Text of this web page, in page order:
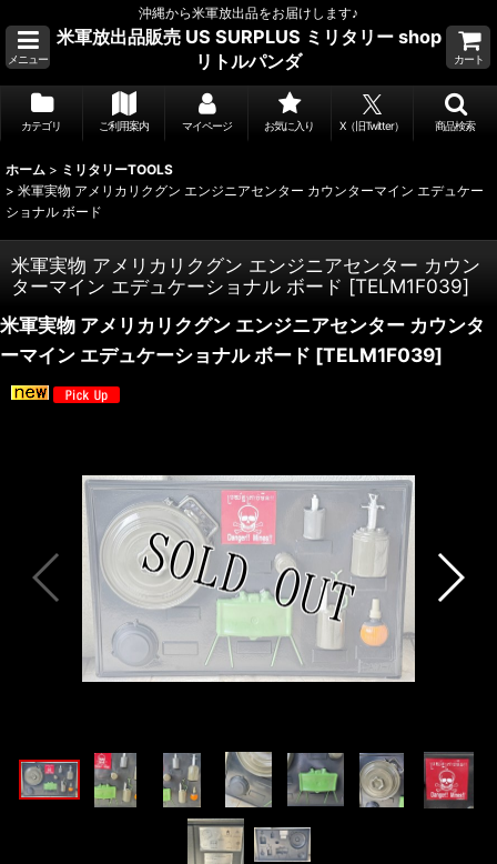
沖縄から米軍放出品をお届けします♪
メニュー
米軍放出品販売 US SURPLUS ミリタリー shop
リトルパンダ
カート
カテゴリ ご利用案内 マイページ お気に入り X（旧Twitter） 商品検索
ホーム > ミリタリーTOOLS
> 米軍実物 アメリカリクグン エンジニアセンター カウンターマイン エデュケー
ショナル ボード
米軍実物 アメリカリクグン エンジニアセンター カウン
ターマイン エデュケーショナル ボード [TELM1F039]
米軍実物 アメリカリクグン エンジニアセンター カウンタ
ーマイン エデュケーショナル ボード [TELM1F039]